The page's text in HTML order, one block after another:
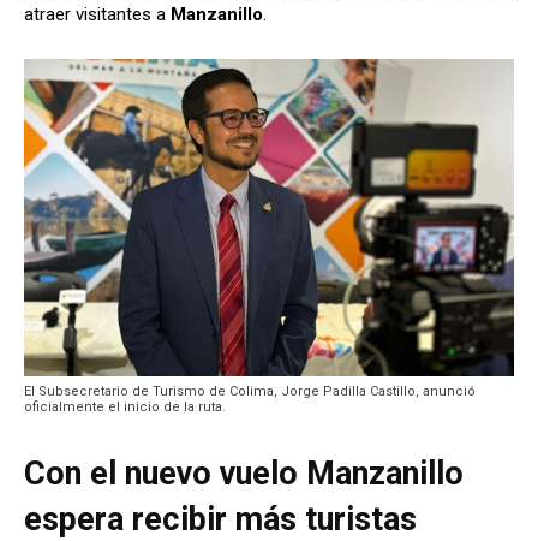
atraer visitantes a Manzanillo.
El Subsecretario de Turismo de Colima, Jorge Padilla Castillo, anunció
oficialmente el inicio de la ruta.
Con el nuevo vuelo Manzanillo
espera recibir más turistas